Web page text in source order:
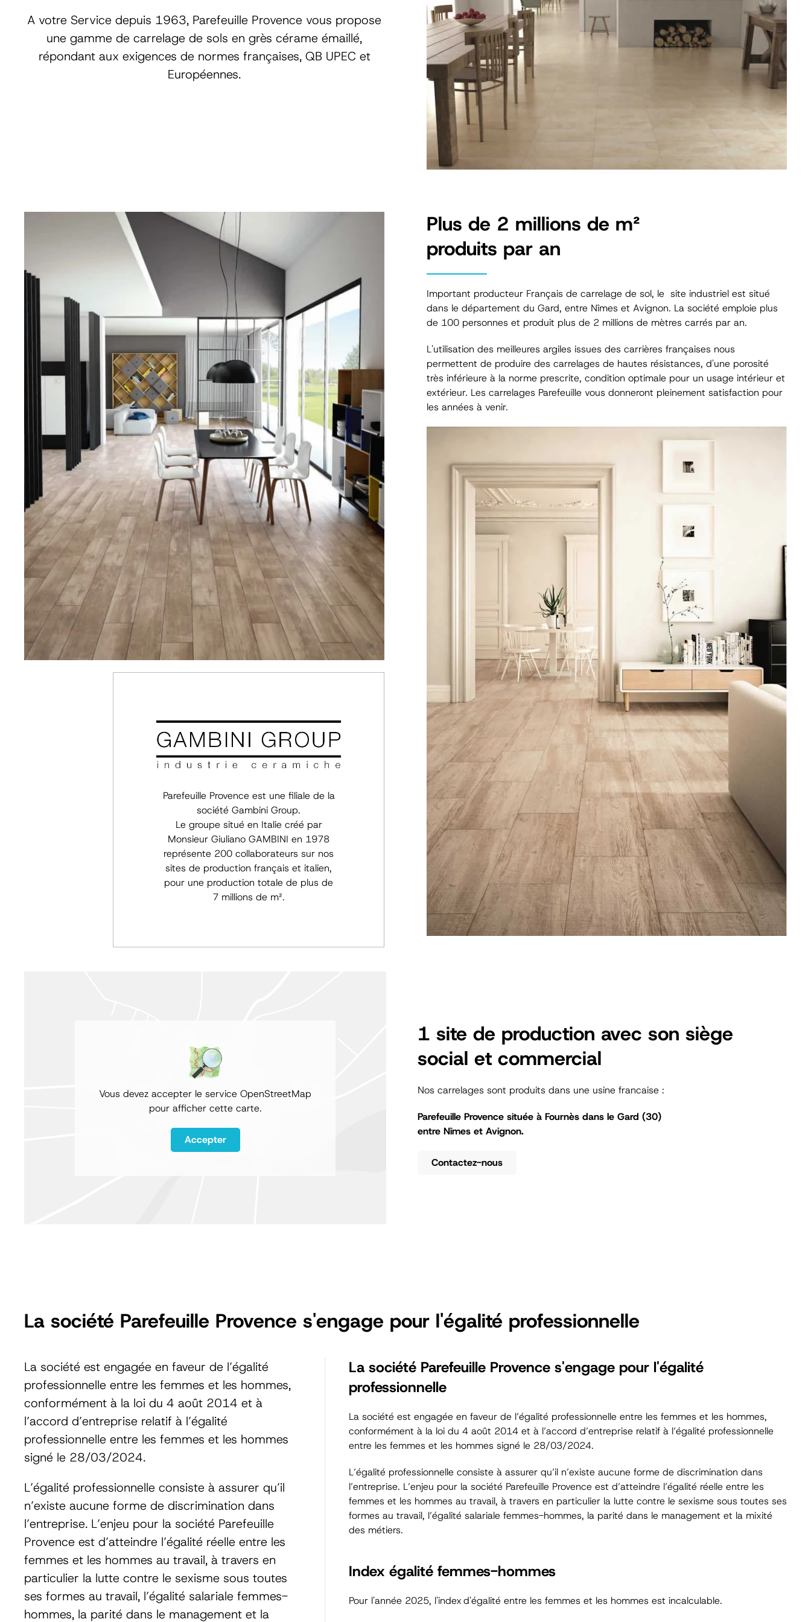
A votre Service depuis 1963, Parefeuille Provence vous propose
une gamme de carrelage de sols en grès cérame émaillé,
répondant aux exigences de normes françaises, QB UPEC et
Européennes.
Plus de 2 millions de m²
produits par an
Important producteur Français de carrelage de sol, le site industriel est situé
dans le département du Gard, entre Nîmes et Avignon. La société emploie plus
de 100 personnes et produit plus de 2 millions de mètres carrés par an.
L'utilisation des meilleures argiles issues des carrières françaises nous
permettent de produire des carrelages de hautes résistances, d'une porosité
très inférieure à la norme prescrite, condition optimale pour un usage intérieur et
extérieur. Les carrelages Parefeuille vous donneront pleinement satisfaction pour
les années à venir.
Parefeuille Provence est une filiale de la
société Gambini Group.
Le groupe situé en Italie créé par
Monsieur Giuliano GAMBINI en 1978
représente 200 collaborateurs sur nos
sites de production français et italien,
pour une production totale de plus de
7 millions de m².
Vous devez accepter le service OpenStreetMap
pour afficher cette carte.
Accepter
1 site de production avec son siège
social et commercial
Nos carrelages sont produits dans une usine francaise :
Parefeuille Provence située à Fournès dans le Gard (30)
entre Nîmes et Avignon.
Contactez-nous
La société Parefeuille Provence s'engage pour l'égalité professionnelle
La société est engagée en faveur de l’égalité
professionnelle entre les femmes et les hommes,
conformément à la loi du 4 août 2014 et à
l’accord d’entreprise relatif à l’égalité
professionnelle entre les femmes et les hommes
signé le 28/03/2024.
L’égalité professionnelle consiste à assurer qu’il
n’existe aucune forme de discrimination dans
l’entreprise. L’enjeu pour la société Parefeuille
Provence est d’atteindre l’égalité réelle entre les
femmes et les hommes au travail, à travers en
particulier la lutte contre le sexisme sous toutes
ses formes au travail, l’égalité salariale femmes-
hommes, la parité dans le management et la
La société Parefeuille Provence s'engage pour l'égalité
professionnelle
La société est engagée en faveur de l’égalité professionnelle entre les femmes et les hommes,
conformément à la loi du 4 août 2014 et à l’accord d’entreprise relatif à l’égalité professionnelle
entre les femmes et les hommes signé le 28/03/2024.
L’égalité professionnelle consiste à assurer qu’il n’existe aucune forme de discrimination dans
l’entreprise. L’enjeu pour la société Parefeuille Provence est d’atteindre l’égalité réelle entre les
femmes et les hommes au travail, à travers en particulier la lutte contre le sexisme sous toutes ses
formes au travail, l’égalité salariale femmes-hommes, la parité dans le management et la mixité
des métiers.
Index égalité femmes-hommes
Pour l'année 2025, l'index d'égalité entre les femmes et les hommes est incalculable.